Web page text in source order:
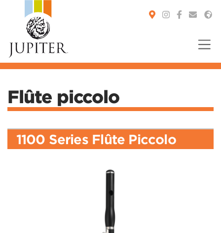
Flûte piccolo
1100 Series Flûte Piccolo